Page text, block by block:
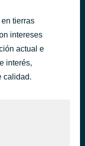
tierras
intereses
actual e
interés,
calidad.